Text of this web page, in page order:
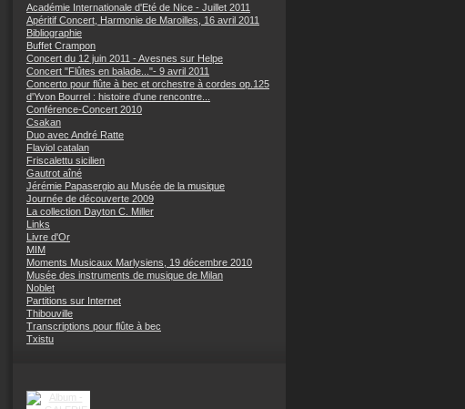
Académie Internationale d'Eté de Nice - Juillet 2011
Apéritif Concert, Harmonie de Maroilles, 16 avril 2011
Bibliographie
Buffet Crampon
Concert du 12 juin 2011 - Avesnes sur Helpe
Concert "Flûtes en balade..."- 9 avril 2011
Concerto pour flûte à bec et orchestre à cordes op.125
d'Yvon Bourrel : histoire d'une rencontre...
Conférence-Concert 2010
Csakan
Duo avec André Ratte
Flaviol catalan
Friscalettu sicilien
Gautrot aîné
Jérémie Papasergio au Musée de la musique
Journée de découverte 2009
La collection Dayton C. Miller
Links
Livre d'Or
MIM
Moments Musicaux Marlysiens, 19 décembre 2010
Musée des instruments de musique de Milan
Noblet
Partitions sur Internet
Thibouville
Transcriptions pour flûte à bec
Txistu